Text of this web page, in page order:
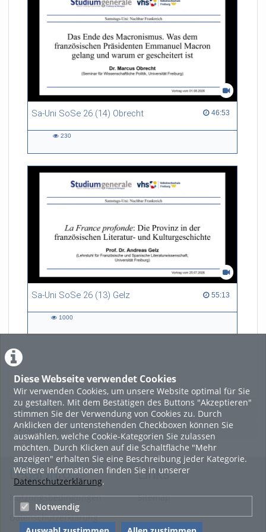
Diese Webseite verwendet Cookies
Wir verwenden Cookies, um unsere Website optimal für Sie
zu gestalten. Mit dem Bestätigen des Buttons "Akzeptieren"
stimmen Sie der Verwendung von Cookies zu. Durch
Anklicken der untenstehenden Checkboxen können Sie
auswählen, welche Cookie-Kategorien Sie zulassen
möchten. Durch Klicken auf die Schaltfläche "Mehr
anzeigen" erhalten Sie eine Beschreibung jeder Kategorie.
Weitere Informationen finden Sie in unserer
Datenschutzerklärung.
Notwendig
Sa-Uni SoSe 26 (14) Obrecht 46:53
46:53 duration
230
Sa-Uni SoSe 26 (13) Gelz 55:13
55:13 duration
1000
LADE MEHR
Featured
Beliebtheit
Legal Info
Nutzungsbedingungen
Datenschutzerklärung
Links
Sitemap